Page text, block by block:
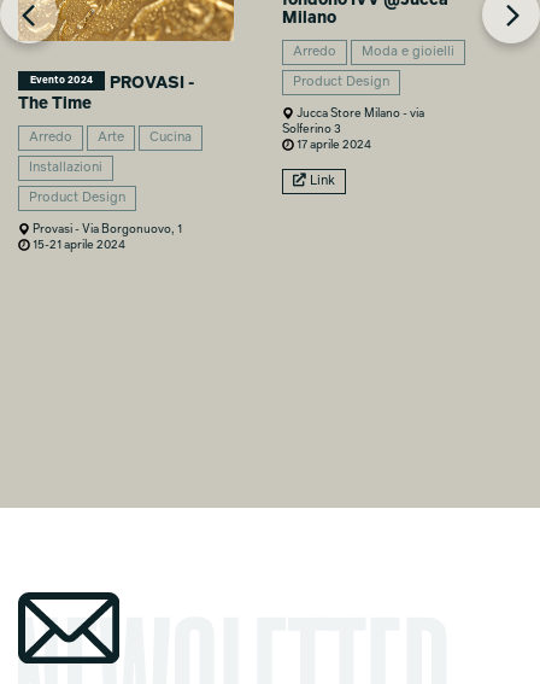
Evento 2024
PROVASI -
The Time
Arredo Arte Cucina
Installazioni
Product Design
Provasi - Via Borgonuovo, 1
15-21 aprile 2024
Milano
Arredo Moda e gioielli
Product Design
Jucca Store Milano - via
Solferino 3
17 aprile 2024
Link